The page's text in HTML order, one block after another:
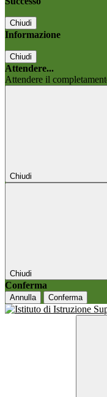
Chiudi
Informazione
Chiudi
Attendere...
Attendere il
Chiudi
Chiudi
Conferma
Annulla Conferma